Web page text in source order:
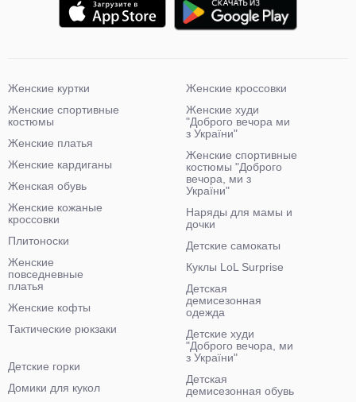
Женские куртки
Женские спортивные
костюмы
Женские платья
Женские кардиганы
Женская обувь
Женские кожаные
кроссовки
Плитоноски
Женские
повседневные
платья
Женские кофты
Тактические рюкзаки
Женские кроссовки
Женские худи
"Доброго вечора ми
з України"
Женские спортивные
костюмы "Доброго
вечора, ми з
України"
Наряды для мамы и
дочки
Детские самокаты
Куклы LoL Surprise
Детская
демисезонная
одежда
Детские худи
"Доброго вечора, ми
з України"
Детская
демисезонная обувь
Детские горки
Домики для кукол